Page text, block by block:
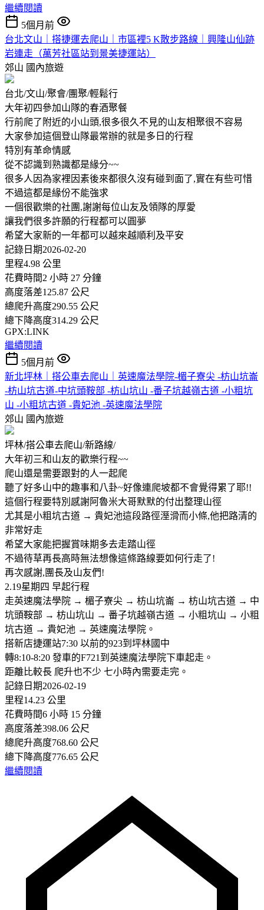
繼續閱讀
5個月前
台北文山｜搭捷運去爬山｜市區裡5 K散步路線｜興隆山仙跡
岩連走（萬芳社區站到景美捷運站）
郊山 國內旅遊
台北/文山/聚會/團聚/輕鬆行
大年初四參加山隊的春酒聚餐
行前爬了附近的小山頭,很多很久不見的山友相聚很不容易
大家參加這個登山隊最常辦的就是多日的行程
特別有革命情感
從不認識到熟識都是緣分~~
很多人因為家裡因素後來都很久沒有碰到面了,實在有些可惜
不過這都是緣份不能強求
一個很歡樂的社團,謝謝每位山友及領隊的厚愛
讓我們很多許願的行程都可以圓夢
希望大家新的一年都可以越來越順利及平安
記錄日期2026-02-20
里程4.98 公里
花費時間2 小時 27 分鐘
高度落差125.87 公尺
總爬升高度290.55 公尺
總下降高度314.29 公尺
GPX:LINK
繼續閱讀
5個月前
新北坪林｜搭公車去爬山｜英速魔法學院-楣子寮尖 -枋山坑崙
-枋山坑古道-中坑頭鞍部 -枋山坑山 -番子坑越嶺古道 -小粗坑
山 -小粗坑古道 -貴妃池 -英速魔法學院
郊山 國內旅遊
坪林/搭公車去爬山/新路線/
大年初三和山友的歡樂行程~~
爬山還是需要跟對的人一起爬
聽了好多山中的趣事和八卦~好像連爬坡都不會覺得累了耶!!
這個行程要特別感謝阿魯米大哥默默的付出整理山徑
尤其是小粗坑古道 → 貴妃池這段路徑溼滑而小條,他把路清的
非常好走
希望大家能把握賞味期多去走踏山徑
不過待草再長高時無法想像這條路線要如何行走了!
再次感謝,團長及山友們!
2.19星期四 早起行程
走英速魔法學院 → 楣子寮尖 → 枋山坑崙 → 枋山坑古道 → 中
坑頭鞍部 → 枋山坑山 → 番子坑越嶺古道 → 小粗坑山 → 小粗
坑古道 → 貴妃池 → 英速魔法學院。
搭新店捷運站7:30 以前的923到坪林國中
轉8:10-8:20 發車的F721到英速魔法學院下車起走。
距離比較長 爬升也不少 七小時內需要走完。
記錄日期2026-02-19
里程14.23 公里
花費時間6 小時 15 分鐘
高度落差398.06 公尺
總爬升高度768.60 公尺
總下降高度776.65 公尺
繼續閱讀